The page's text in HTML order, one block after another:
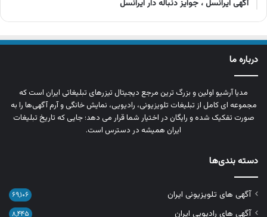
آگهی ایرانسل ، جوایز دنباله دار ایرانسل
درباره ما
مدیا آرشیو اولین و بزرگ‌ ترین مرجع دیجیتال تیزرهای تبلیغاتی ایران است که
مجموعه‌ ای کامل از تبلیغات تلویزیونی، رادیویی، نمایش خانگی و آرم‌ آگهی‌ها را به‌
صورت تفکیک‌ شده و رایگان در اختیار شما قرار می‌ دهد؛ جایی که تاریخ تبلیغات
ایران همیشه در دسترس است.
دسته بندی‌ها
آگهی های تلویزیونی ایران ۶۹,۱۰۶
آگهی های رادیویی ایران ۸,۴۴۵